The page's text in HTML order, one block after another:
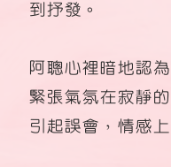
到抒發。
阿聰心裡暗地認
緊張氣氛在寂靜
引起誤會，情感